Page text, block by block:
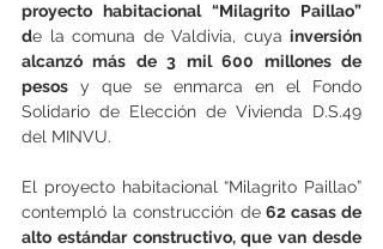
proyecto habitacional “Milagrito Paillao”
de la comuna de Valdivia, cuya inversión
alcanzó más de 3 mil 600 millones de
pesos y que se enmarca en el Fondo
Solidario de Elección de Vivienda D.S.49
del MINVU.
El proyecto habitacional “Milagrito Paillao”
contempló la construcción de 62 casas de
alto estándar constructivo, que van desde